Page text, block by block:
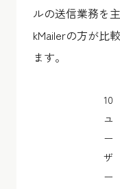
ルの送信業務を
kMailerの方が比
ます。
10
ユ
ー
ザ
ー